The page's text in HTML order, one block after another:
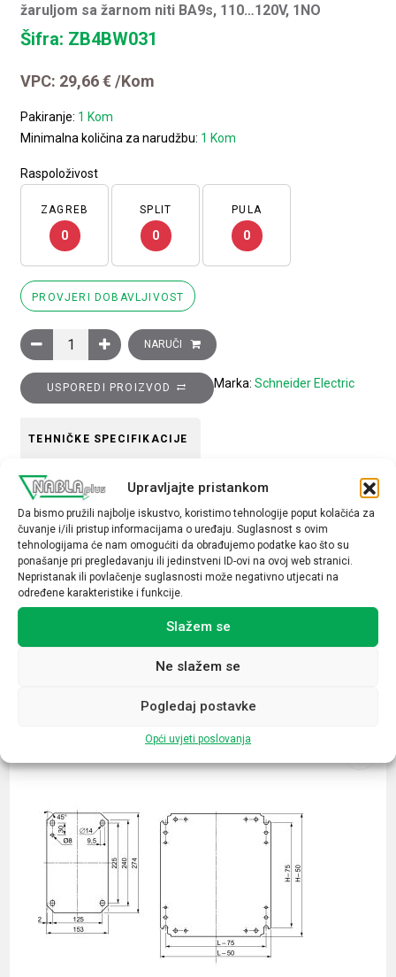
Upravljajte pristankom
Da bismo pružili najbolje iskustvo, koristimo tehnologije poput kolačića za
čuvanje i/ili pristup informacijama o uređaju. Suglasnost s ovim
tehnologijama će nam omogućiti da obrađujemo podatke kao što su
ponašanje pri pregledavanju ili jedinstveni ID-ovi na ovoj web stranici.
Nepristanak ili povlačenje suglasnosti može negativno utjecati na
određene karakteristike i funkcije.
Slažem se
Ne slažem se
Pogledaj postavke
Opći uvjeti poslovanja
žaruljom sa žarnom niti BA9s, 110…120V, 1NO
Šifra: ZB4BW031
VPC: 29,66€ /Kom
Pakiranje: 1 Kom
Minimalna količina za narudžbu: 1 Kom
Raspoloživost
ZAGREB
0
SPLIT
0
PULA
0
PROVJERI DOBAVLJIVOST
Blok lampice s kućištem odnosno spojnim prstenom i
NARUČI
USPOREDI PROIZVOD Marka: Schneider Electric
TEHNIČKE SPECIFIKACIJE
Kontakti
1R
Tip opreme
blok lampice